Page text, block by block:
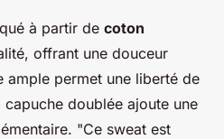
à partir de coton
offrant une douceur
ample permet une liberté de
doublée ajoute une
"Ce sweat est